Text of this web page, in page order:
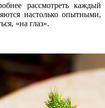
рассмотреть каждый
настолько опытными,
«на глаз».